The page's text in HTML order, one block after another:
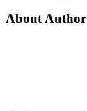
About Author